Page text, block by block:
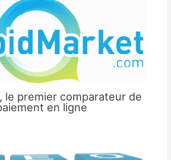
le premier comparateur de
en ligne